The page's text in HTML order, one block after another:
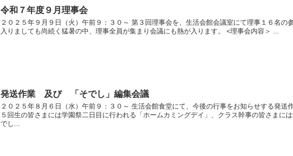
令和７年度９月理事会
２０２５年９月９日（火）午前９：３０～ 第３回理事会を、生活会館会議室にて理事１６名の
入りましても尚続く猛暑の中、理事全員が集まり会議にも熱が入ります。 <理事会内容＞ ...
発送作業 及び 「そでし」編集会議
２０２５年８月６日（水）午前９：３０～ 生活会館食堂にて、今後の行事をお知らせする発送
５回生の皆さまには学園祭二日目に行われる「ホームカミングデイ」、クラス幹事の皆さまに
でし...